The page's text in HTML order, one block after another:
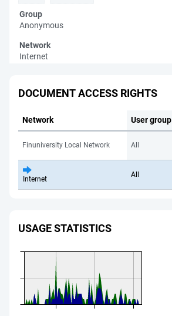
Group
Anonymous
Network
Internet
DOCUMENT ACCESS RIGHTS
Network User group
Finuniversity Local Network All
Internet
All
USAGE STATISTICS